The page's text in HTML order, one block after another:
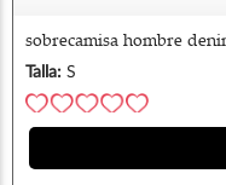
sobrecamisa hombre
Talla: S